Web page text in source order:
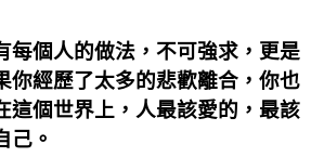
每個人的做法，不可強求，更是
你經歷了太多的悲歡離合，你也
這個世界上，人最該愛的，最該
己。